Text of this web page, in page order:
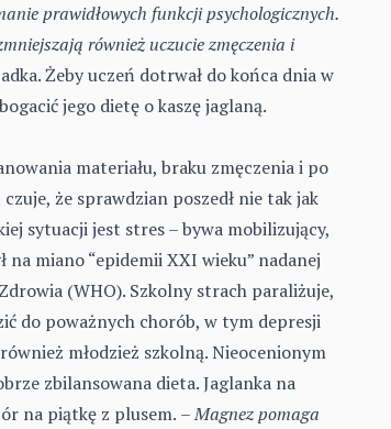
prawidłowych funkcji psychologicznych.
również uczucie zmęczenia i
Żeby uczeń dotrwał do końca dnia w
jego dietę o kaszę jaglaną.
materiału, braku zmęczenia i po
że sprawdzian poszedł nie tak jak
sytuacji jest stres – bywa mobilizujący,
na miano “epidemii XXI wieku” nadanej
(WHO). Szkolny strach paraliżuje,
do poważnych chorób, w tym depresji
młodzież szkolną. Nieocenionym
zbilansowana dieta. Jaglanka na
na piątkę z plusem. – Magnez pomaga